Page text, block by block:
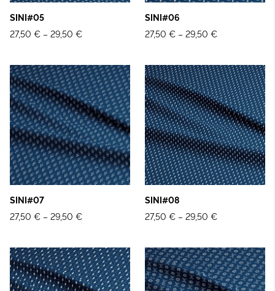
SINI#05
27,50 € – 29,50 €
SINI#06
27,50 € – 29,50 €
SINI#07
27,50 € – 29,50 €
SINI#08
27,50 € – 29,50 €